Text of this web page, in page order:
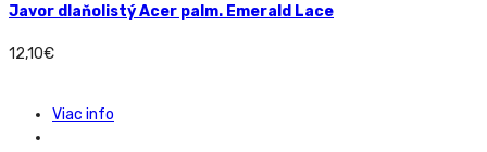
Javor dlaňolistý Acer palm. Emerald Lace
12,10€
Viac info